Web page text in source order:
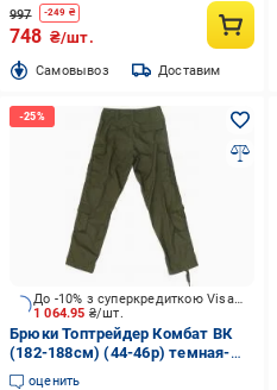
997 -249 ₴
748 ₴/шт.
Cамовывоз Доставим
1 064.95 ₴/шт.
До -10% з суперкредиткою Visa Вигода
Брюки Топтрейдер Комбат ВК
(182-188см) (44-46р) темная-
олива р.S
оценить